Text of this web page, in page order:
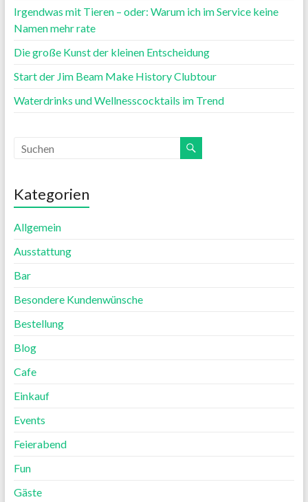
Irgendwas mit Tieren – oder: Warum ich im Service keine
Namen mehr rate
Die große Kunst der kleinen Entscheidung
Start der Jim Beam Make History Clubtour
Waterdrinks und Wellnesscocktails im Trend
Kategorien
Allgemein
Ausstattung
Bar
Besondere Kundenwünsche
Bestellung
Blog
Cafe
Einkauf
Events
Feierabend
Fun
Gäste